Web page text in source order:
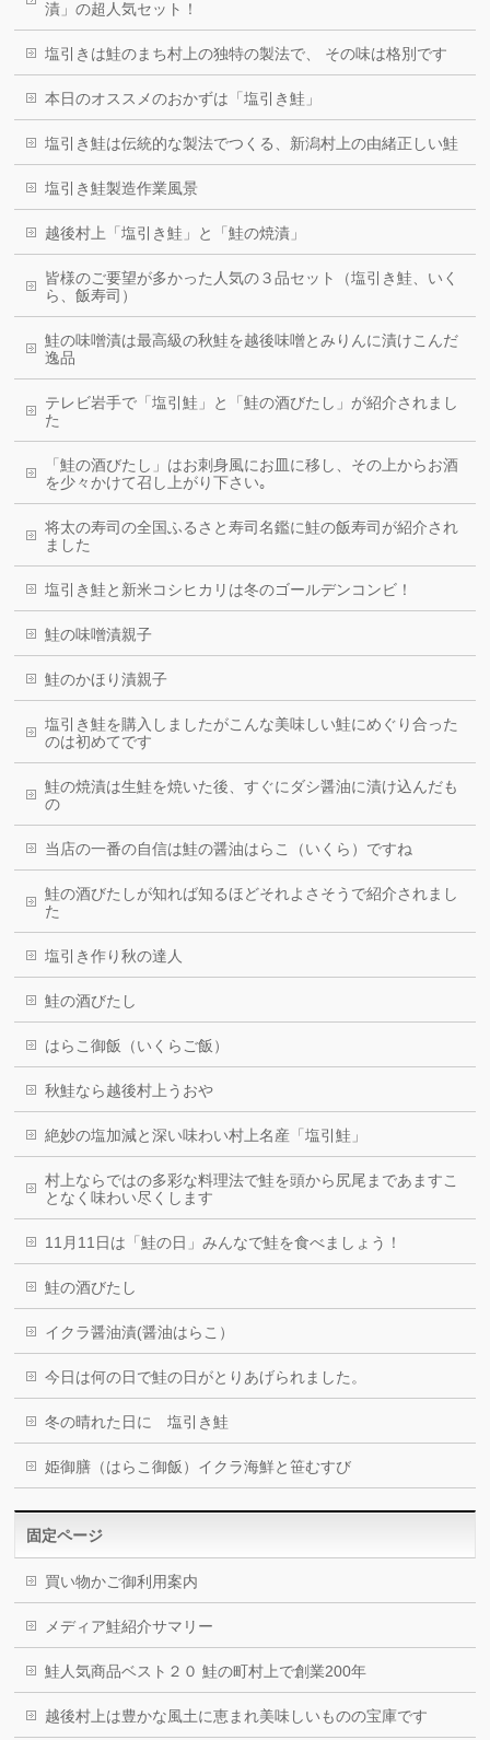
漬」の超人気セット！
塩引きは鮭のまち村上の独特の製法で、 その味は格別です
本日のオススメのおかずは「塩引き鮭」
塩引き鮭は伝統的な製法でつくる、新潟村上の由緒正しい鮭
塩引き鮭製造作業風景
越後村上「塩引き鮭」と「鮭の焼漬」
皆様のご要望が多かった人気の３品セット（塩引き鮭、いく
ら、飯寿司）
鮭の味噌漬は最高級の秋鮭を越後味噌とみりんに漬けこんだ
逸品
テレビ岩手で「塩引鮭」と「鮭の酒びたし」が紹介されまし
た
「鮭の酒びたし」はお刺身風にお皿に移し、その上からお酒
を少々かけて召し上がり下さい｡
将太の寿司の全国ふるさと寿司名鑑に鮭の飯寿司が紹介され
ました
塩引き鮭と新米コシヒカリは冬のゴールデンコンビ！
鮭の味噌漬親子
鮭のかほり漬親子
塩引き鮭を購入しましたがこんな美味しい鮭にめぐり合った
のは初めてです
鮭の焼漬は生鮭を焼いた後、すぐにダシ醤油に漬け込んだも
の
当店の一番の自信は鮭の醤油はらこ（いくら）ですね
鮭の酒びたしが知れば知るほどそれよさそうで紹介されまし
た
塩引き作り秋の達人
鮭の酒びたし
はらこ御飯（いくらご飯）
秋鮭なら越後村上うおや
絶妙の塩加減と深い味わい村上名産「塩引鮭」
村上ならではの多彩な料理法で鮭を頭から尻尾まであますこ
となく味わい尽くします
11月11日は「鮭の日」みんなで鮭を食べましょう！
鮭の酒びたし
イクラ醤油漬(醤油はらこ）
今日は何の日で鮭の日がとりあげられました。
冬の晴れた日に 塩引き鮭
姫御膳（はらこ御飯）イクラ海鮮と笹むすび
固定ページ
買い物かご御利用案内
メディア鮭紹介サマリー
鮭人気商品ベスト２０ 鮭の町村上で創業200年
越後村上は豊かな風土に恵まれ美味しいものの宝庫です